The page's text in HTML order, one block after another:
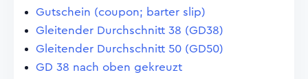
Gutschein (coupon; barter slip)
Gleitender Durchschnitt 38 (GD38)
Gleitender Durchschnitt 50 (GD50)
GD 38 nach oben gekreuzt